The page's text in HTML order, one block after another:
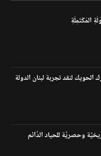
المُكْتَمِلَةِ
الحويك لنقد تجربة لبنان الدولة
وحصريَّة للحياد الدَّائم